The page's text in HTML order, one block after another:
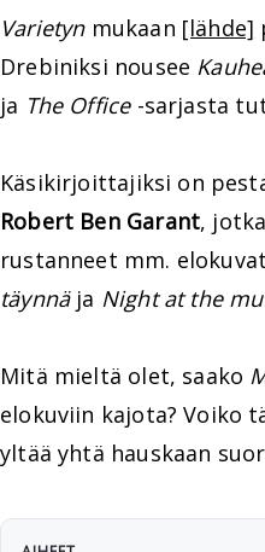
Varietynmukaan [lähde]
Drebiniksi nousee
ja The Office-sarjasta
Käsikirjoittajiksi on
Robert Ben Garant,
rustanneet mm. elokuvat
täynnäja Night at the
Mitä mieltä olet, saako
elokuviin kajota? Voiko
yltää yhtä hauskaan